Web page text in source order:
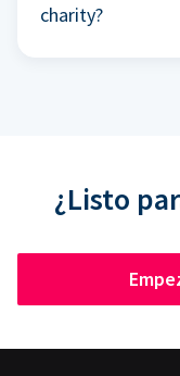
charity?
¿Listo